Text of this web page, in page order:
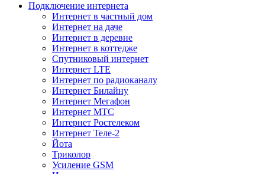
Подключение интернета
Интернет в частный дом
Интернет на даче
Интернет в деревне
Интернет в коттедже
Спутниковый интернет
Интернет LTE
Интернет по радиоканалу
Интернет Билайну
Интернет Мегафон
Интернет МТС
Интернет Ростелеком
Интернет Теле-2
Йота
Триколор
Усиление GSM